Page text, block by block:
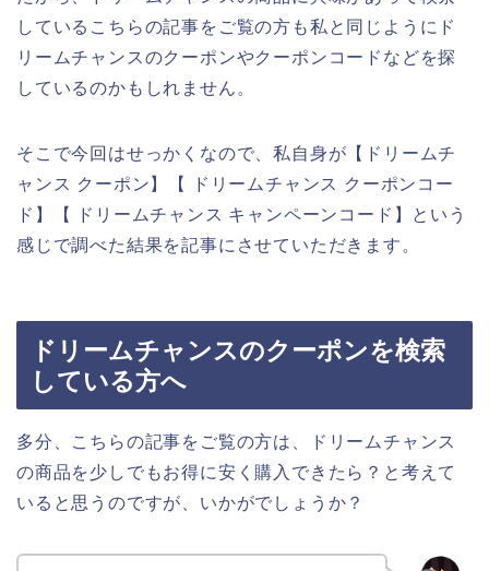
しているこちらの記事をご覧の方も私と同じようにド
リームチャンスのクーポンやクーポンコードなどを探
しているのかもしれません。
そこで今回はせっかくなので、私自身が【ドリームチ
ャンス クーポン】【 ドリームチャンス クーポンコー
ド】【 ドリームチャンス キャンペーンコード】という
感じで調べた結果を記事にさせていただきます。
ドリームチャンスのクーポンを検索
している方へ
多分、こちらの記事をご覧の方は、ドリームチャンス
の商品を少しでもお得に安く購入できたら？と考えて
いると思うのですが、いかがでしょうか？